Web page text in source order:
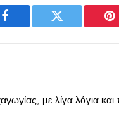
Facebook Twitter
με λίγα λόγια και